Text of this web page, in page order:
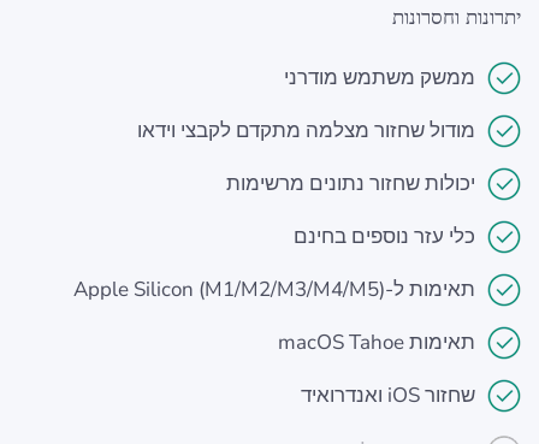
יתרונות וחסרונות
ממשק משתמש מודרני
מודול שחזור מצלמה מתקדם לקבצי וידאו
יכולות שחזור נתונים מרשימות
כלי עזר נוספים בחינם
תאימות ל-Apple Silicon (M1/M2/M3/M4/M5)
תאימות macOS Tahoe
שחזור iOS ואנדרואיד